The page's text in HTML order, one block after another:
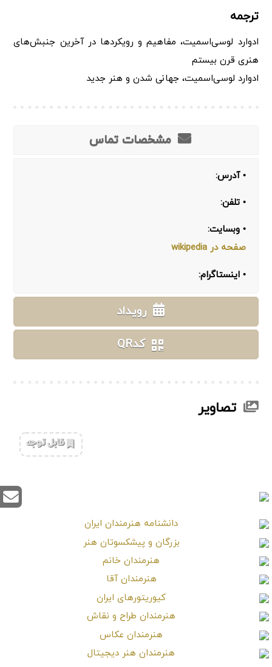
ترجمه
ادوارد لوسی‌اسمیت، مفاهیم و رویکردها در آخرین جنبش‌های
هنری قرن بیستم
ادوارد لوسی‌اسمیت، جهانی شدن و هنر جدید
مشخصات تماس
• آدرس:
• تلفن:
• وبسایت:
صفحه در wikipedia
• اینستاگرام:
رویداد
کدQR
تصاویر
‌قابل توجه